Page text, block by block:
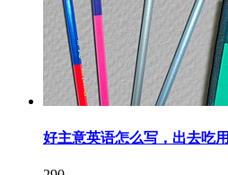
好主意英语怎么写，出去吃